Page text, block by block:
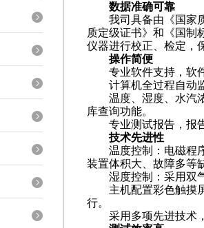
数据准确可靠
我司具备由《国家质
质定级证书》和《国制
仪器进行校正、检定，
操作简便
专业软件支持，软件
计算机全过程自动监
温度、湿度、水汽浓
库查询功能。
专业测试报告，报告
技术先进性
温度控制：电磁程序
装置体积大、故障多等
湿度控制：采用双气
主机配置彩色触摸屏
行。
采用多项先进技术，